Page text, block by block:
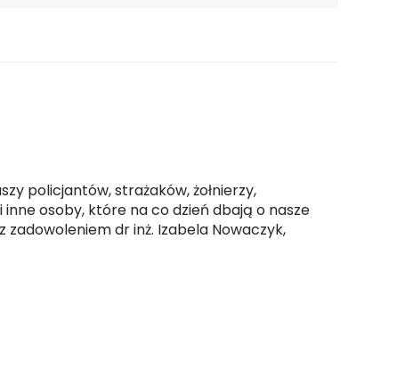
policjantów, strażaków, żołnierzy,
osoby, które na co dzień dbają o nasze
dr inż. Izabela Nowaczyk,
Praktyczne w stu procentach